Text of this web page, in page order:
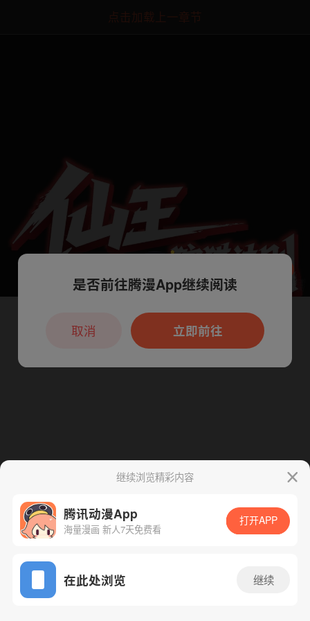
点击加载上一章节
App免费看
下一话 腾漫App免费看
继续浏览精彩内容
腾讯动漫App
海量漫画 新人7天免费看
打开APP
在此处浏览 继续
本章节仅支持App阅读，可打开App新用
户7天免费看
是否前往腾漫App继续阅读
立即前往
取消